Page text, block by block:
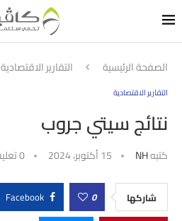
الصفحة الرئيسية التقارير الاقتصادية
التقارير الاقتصادية
نتائج سيتي جروب
كتبهNH 15 أكتوبر، 2024 0 تعليقات
شاركها 0
Facebook